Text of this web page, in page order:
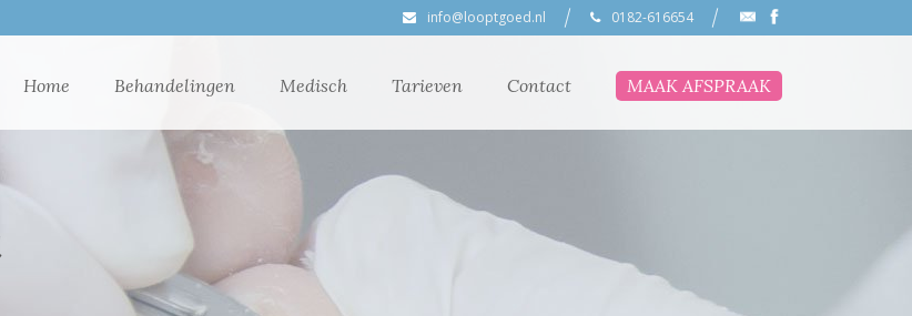
info@looptgoed.nl 0182-616654
Home Behandelingen Medisch Tarieven Contact MAAK AFSPRAAK